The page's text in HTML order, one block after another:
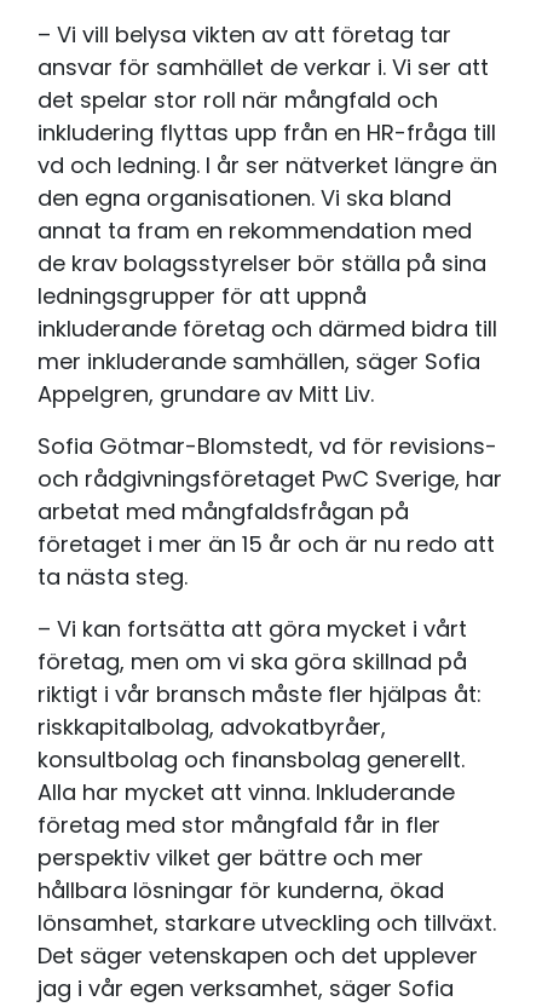
– Vi vill belysa vikten av att företag tar
ansvar för samhället de verkar i. Vi ser att
det spelar stor roll när mångfald och
inkludering flyttas upp från en HR-fråga till
vd och ledning. I år ser nätverket längre än
den egna organisationen. Vi ska bland
annat ta fram en rekommendation med
de krav bolagsstyrelser bör ställa på sina
ledningsgrupper för att uppnå
inkluderande företag och därmed bidra till
mer inkluderande samhällen, säger Sofia
Appelgren, grundare av Mitt Liv.
Sofia Götmar-Blomstedt, vd för revisions-
och rådgivningsföretaget PwC Sverige, har
arbetat med mångfaldsfrågan på
företaget i mer än 15 år och är nu redo att
ta nästa steg.
– Vi kan fortsätta att göra mycket i vårt
företag, men om vi ska göra skillnad på
riktigt i vår bransch måste fler hjälpas åt:
riskkapitalbolag, advokatbyråer,
konsultbolag och finansbolag generellt.
Alla har mycket att vinna. Inkluderande
företag med stor mångfald får in fler
perspektiv vilket ger bättre och mer
hållbara lösningar för kunderna, ökad
lönsamhet, starkare utveckling och tillväxt.
Det säger vetenskapen och det upplever
jag i vår egen verksamhet, säger Sofia